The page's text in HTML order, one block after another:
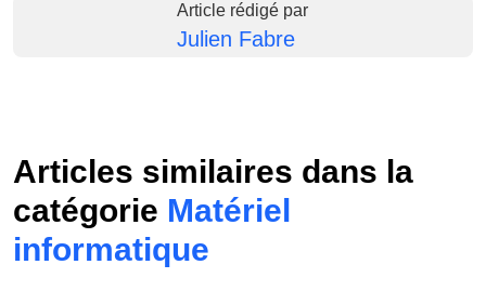
Article rédigé par
Julien Fabre
Articles similaires dans la
catégorie Matériel
informatique